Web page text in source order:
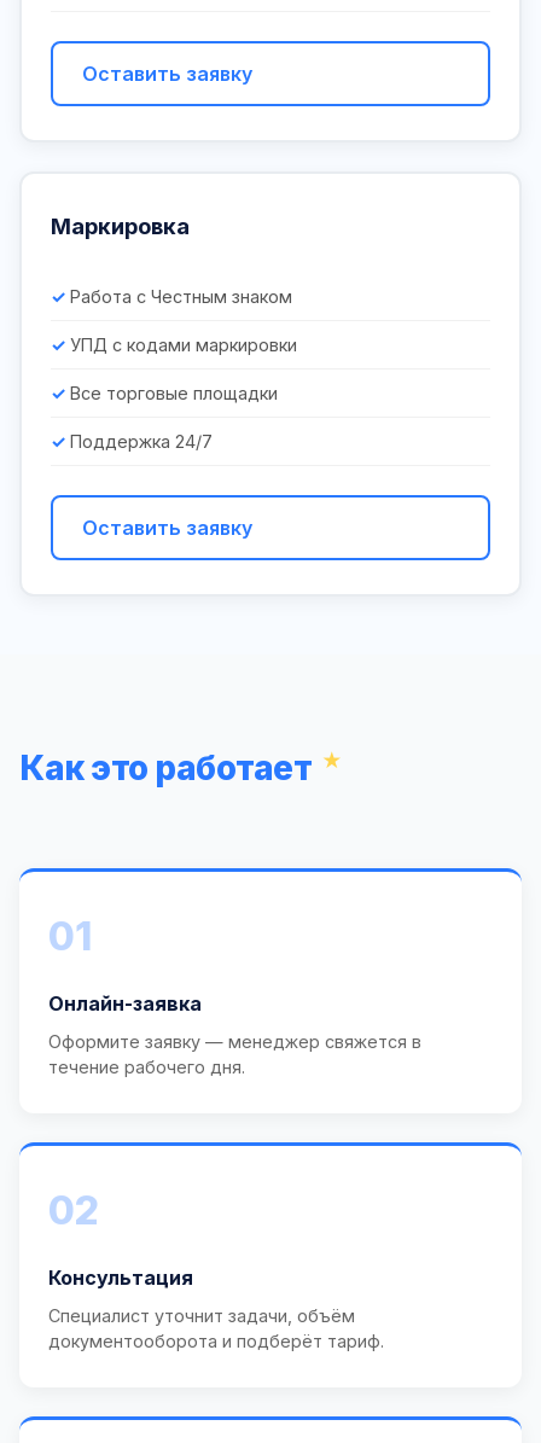
Оставить заявку
Маркировка
Работа с Честным знаком
УПД с кодами маркировки
Все торговые площадки
Поддержка 24/7
Оставить заявку
Как это работает
01
Онлайн-заявка
Оформите заявку — менеджер свяжется в
течение рабочего дня.
02
Консультация
Специалист уточнит задачи, объём
документооборота и подберёт тариф.